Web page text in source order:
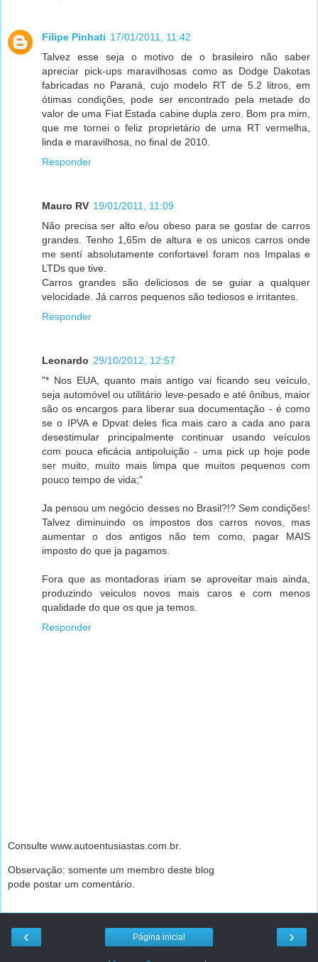
Filipe Pinhati 17/01/2011, 11:42
Talvez esse seja o motivo de o brasileiro não saber
apreciar pick-ups maravilhosas como as Dodge Dakotas
fabricadas no Paraná, cujo modelo RT de 5.2 litros, em
ótimas condições, pode ser encontrado pela metade do
valor de uma Fiat Estada cabine dupla zero. Bom pra mim,
que me tornei o feliz proprietário de uma RT vermelha,
linda e maravilhosa, no final de 2010.
Responder
Mauro RV 19/01/2011, 11:09
Não precisa ser alto e/ou obeso para se gostar de carros
grandes. Tenho 1,65m de altura e os unicos carros onde
me sentí absolutamente confortavel foram nos Impalas e
LTDs que tive.
Carros grandes são deliciosos de se guiar a qualquer
velocidade. Já carros pequenos são tediosos e irritantes.
Responder
Leonardo 29/10/2012, 12:57
"* Nos EUA, quanto mais antigo vai ficando seu veículo,
seja automóvel ou utilitário leve-pesado e até ônibus, maior
são os encargos para liberar sua documentação - é como
se o IPVA e Dpvat deles fica mais caro a cada ano para
desestimular principalmente continuar usando veículos
com pouca eficácia antipoluição - uma pick up hoje pode
ser muito, muito mais limpa que muitos pequenos com
pouco tempo de vida;"
Ja pensou um negócio desses no Brasil?!? Sem condições!
Talvez diminuindo os impostos dos carros novos, mas
aumentar o dos antigos não tem como, pagar MAIS
imposto do que ja pagamos.
Fora que as montadoras iriam se aproveitar mais ainda,
produzindo veiculos novos mais caros e com menos
qualidade do que os que ja temos.
Responder
Consulte www.autoentusiastas.com.br.
Observação: somente um membro deste blog
pode postar um comentário.
‹ ›
Página inicial